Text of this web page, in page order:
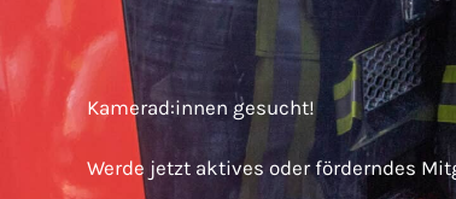
Kamerad:innen gesucht!
Werde jetzt aktives oder förderndes